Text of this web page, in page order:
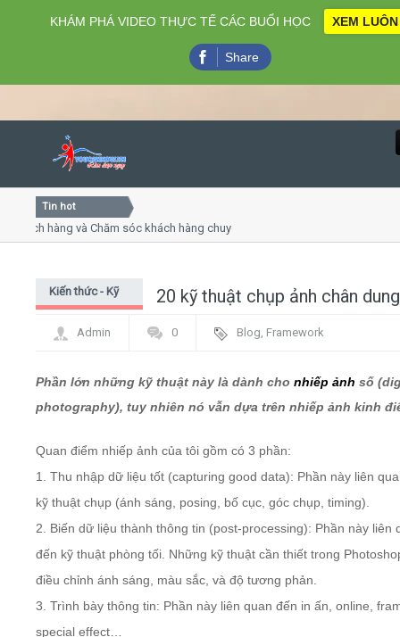
Close
Kiến thức
Liên hệ - Đăng ký
Tin hot
và Chăm sóc khách hàng chuyên nghiệp
20 kỹ thuật chụp ảnh chân dung
Kiến thức - Kỹ
Admin
0 Blog, Framework
Phần lớn những kỹ thuật này là dành cho nhiếp ảnh số
photography), tuy nhiên nó vẫn dựa trên nhiếp ảnh kinh
Quan điểm nhiếp ảnh của tôi gồm có 3 phần:
1. Thu nhập dữ liệu tốt (capturing good data): Phần này liên
kỹ thuật chụp (ánh sáng, posing, bố cục, góc chụp, timing).
2. Biến dữ liệu thành thông tin (post-processing): Phần này liên
đến kỹ thuật phòng tối. Những kỹ thuật cần thiết trong
điều chỉnh ánh sáng, màu sắc, và độ tương phản.
3. Trình bày thông tin: Phần này liên quan đến in ấn, online,
special effect…
KHÁM PHÁ VIDEO THỰC TẾ CÁC BUỔI HỌC XEM LUÔN
Share